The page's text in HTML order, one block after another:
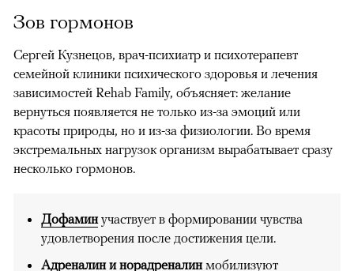
Зов гормонов
Сергей Кузнецов, врач-психиатр и психотерапевт
семейной клиники психического здоровья и лечения
зависимостей Rehab Family, объясняет: желание
вернуться появляется не только из-за эмоций или
красоты природы, но и из-за физиологии. Во время
экстремальных нагрузок организм вырабатывает сразу
несколько гормонов.
Дофаминучаствует в формировании чувства
удовлетворения после достижения цели.
Адреналин и норадреналинмобилизуют